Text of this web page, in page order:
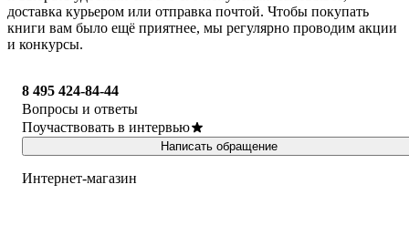
доставка курьером или отправка почтой. Чтобы покупать
книги вам было ещё приятнее, мы регулярно проводим акции
и конкурсы.
8 495 424-84-44
Вопросы и ответы
Поучаствовать в интервью
Написать обращение
Интернет-магазин